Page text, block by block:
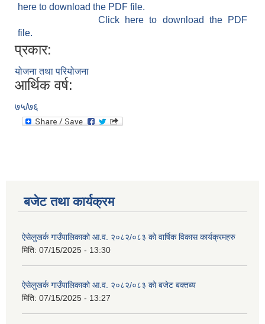
here to download the PDF file.
Click here to download the PDF
file.
प्रकार:
योजना तथा परियोजना
आर्थिक वर्ष:
७५/७६
बजेट तथा कार्यक्रम
ऐसेलुखर्क गाउँपालिकाको आ.व. २०८२/०८३ को वार्षिक विकास कार्यक्रमहरु
मिति: 07/15/2025 - 13:30
ऐसेलुखर्क गाउँपालिकाको आ.व. २०८२/०८३ को बजेट बक्तब्य
मिति: 07/15/2025 - 13:27